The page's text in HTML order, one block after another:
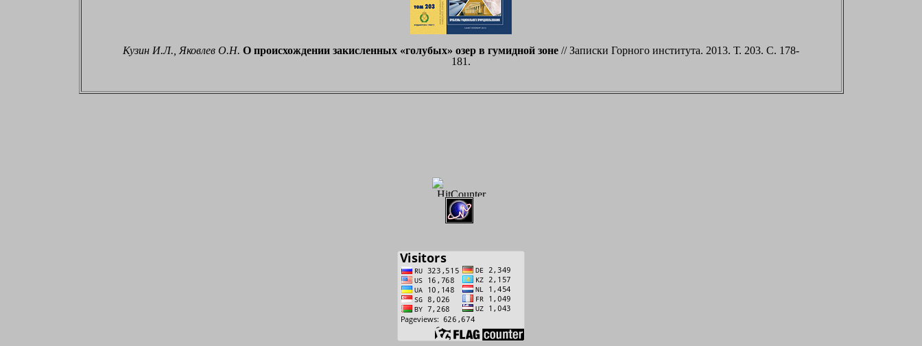
Кузин И.Л., Яковлев О.Н. О происхождении закисленных «голубых» озер в гумидной зоне // Записки Горного института. 2013. Т. 203. С. 178-
181.